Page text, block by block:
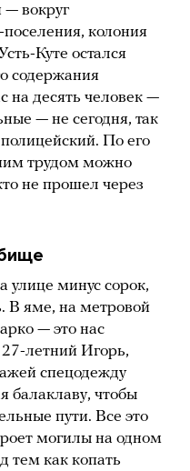
— вокруг
колония
Куте остался
содержания
на десять человек —
— не сегодня, так
По его
трудом можно
не прошел через
улице минус сорок,
В яме, на метровой
— это нас
27-летний Игорь,
спецодежду
балаклаву, чтобы
пути. Все это
могилы на одном
тем как копать